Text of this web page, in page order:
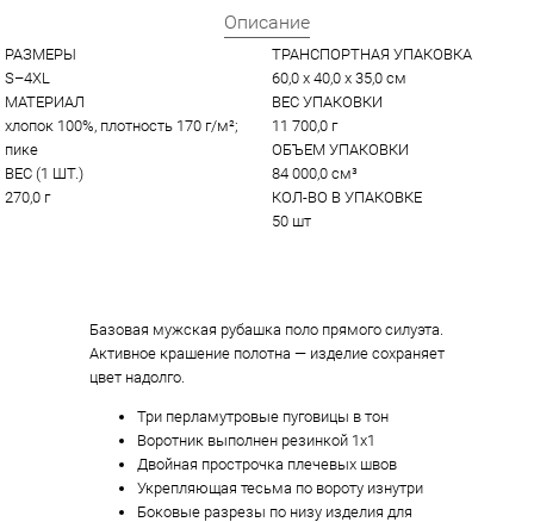
Описание
РАЗМЕРЫ
S–4XL
МАТЕРИАЛ
хлопок 100%, плотность 170 г/м²;
пике
ВЕС (1 ШТ.)
270,0 г
ТРАНСПОРТНАЯ УПАКОВКА
60,0 x 40,0 x 35,0 см
ВЕС УПАКОВКИ
11 700,0 г
ОБЪЕМ УПАКОВКИ
84 000,0 см³
КОЛ-ВО В УПАКОВКЕ
50 шт
Базовая мужская рубашка поло прямого силуэта.
Активное крашение полотна — изделие сохраняет
цвет надолго.
Три перламутровые пуговицы в тон
Воротник выполнен резинкой 1x1
Двойная прострочка плечевых швов
Укрепляющая тесьма по вороту изнутри
Боковые разрезы по низу изделия для